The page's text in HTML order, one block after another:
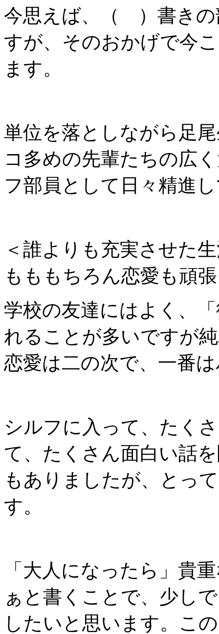
今思えば、（ ）書きの
すが、そのおかげで今
ます。
単位を落としながら足
コ多めの先輩たちの広
フ部員として日々精進
＜誰よりも充実させた
もももちろん恋愛も頑
学校の友達にはよく、
れることが多いですが
恋愛は二の次で、一番
シルフに入って、たく
て、たくさん面白い話
もありましたが、とっ
す。
「大人になったら」貴
ぁと書くことで、少し
したいと思います。こ